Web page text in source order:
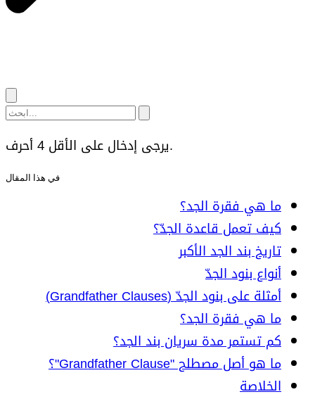
يرجى إدخال على الأقل 4 أحرف.
في هذا المقال
ما هي فقرة الجد؟
كيف تعمل قاعدة الجدّ؟
تاريخ بند الجد الأكبر
أنواع بنود الجدّ
أمثلة على بنود الجدّ (Grandfather Clauses)
ما هي فقرة الجد؟
كم تستمر مدة سريان بند الجد؟
ما هو أصل مصطلح "Grandfather Clause"؟
الخلاصة